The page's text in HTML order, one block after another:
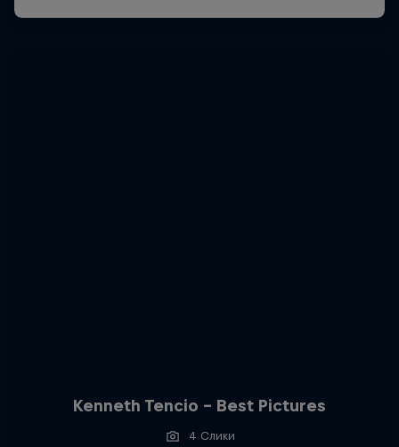
Kenneth Tencio - Best Pictures
4 Слики